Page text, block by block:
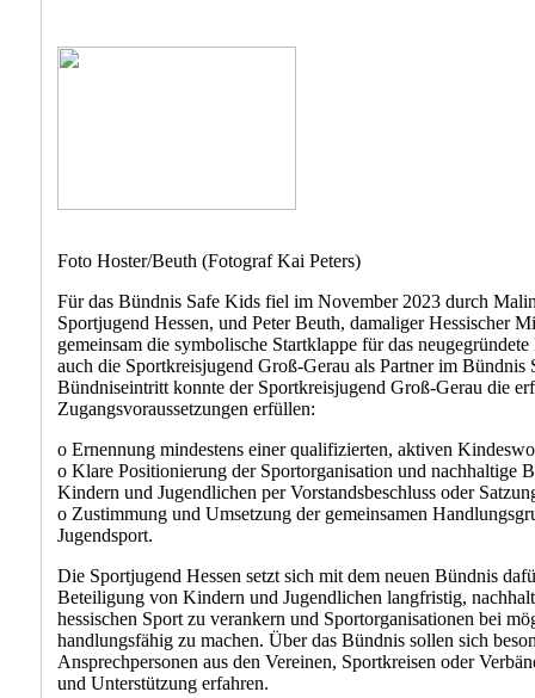
Foto Hoster/Beuth (Fotograf Kai Peters)
Für das Bündnis Safe Kids fiel im November 2023 durch
Sportjugend Hessen, und Peter Beuth, damaliger Hessischer
gemeinsam die symbolische Startklappe für das
auch die Sportkreisjugend Groß-Gerau als Partner im Bündnis
Bündniseintritt konnte der Sportkreisjugend Groß-Gerau die
Zugangsvoraussetzungen erfüllen:
o Ernennung mindestens einer qualifizierten, aktiven
o Klare Positionierung der Sportorganisation und nachhaltige
Kindern und Jugendlichen per Vorstandsbeschluss oder
o Zustimmung und Umsetzung der gemeinsamen
Jugendsport.
Die Sportjugend Hessen setzt sich mit dem neuen Bündnis
Beteiligung von Kindern und Jugendlichen langfristig,
hessischen Sport zu verankern und Sportorganisationen bei
handlungsfähig zu machen. Über das Bündnis sollen sich
Ansprechpersonen aus den Vereinen, Sportkreisen oder
und Unterstützung erfahren.